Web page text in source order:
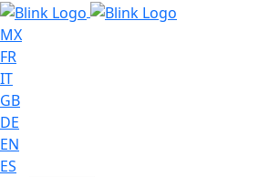
MX
FR
IT
GB
DE
EN
ES